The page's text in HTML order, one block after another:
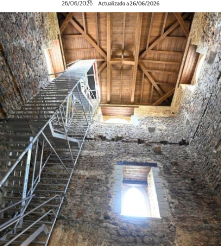
26/06/2026 Actualizado a 26/06/2026